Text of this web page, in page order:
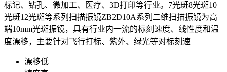
标记、钻孔、微加工、医疗、3D打印等行业。7光斑8光斑10
光斑12光斑等系列扫描振镜ZB2D10A系列二维扫描振镜为高
端10mm光斑振镜，具有行业内一流的标刻速度、线性度和温
度漂移，主要针对飞行打标、紫外、绿光等对标刻速
漂移低